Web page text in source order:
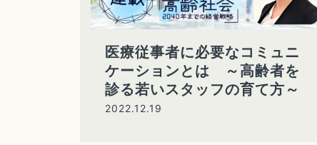
医療従事者に必要なコミュニ
ケーションとは ～高齢者を
診る若いスタッフの育て方～
2022.12.19